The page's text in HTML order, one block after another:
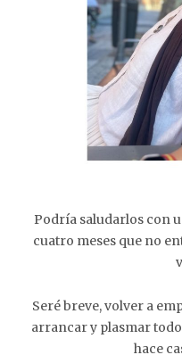
Podría saludarlos con
cuatro meses que no
Seré breve, volver a
arrancar y plasmar
hace